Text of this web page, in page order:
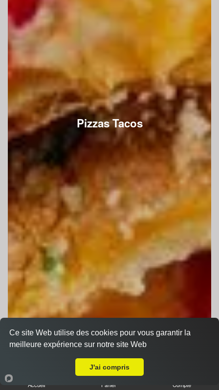
Pizzas Tacos
Accueil Panier Compte
Ce site Web utilise des cookies pour vous garantir la
meilleure expérience sur notre site Web
J'ai compris